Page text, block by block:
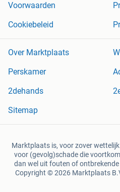
Voorwaarden
Cookiebeleid
Over Marktplaats
Perskamer
2dehands
Sitemap
Marktplaats is, voor zover
voor (gevolg)schade die
dan wel uit fouten of
Copyright © 2026 Marktplaats